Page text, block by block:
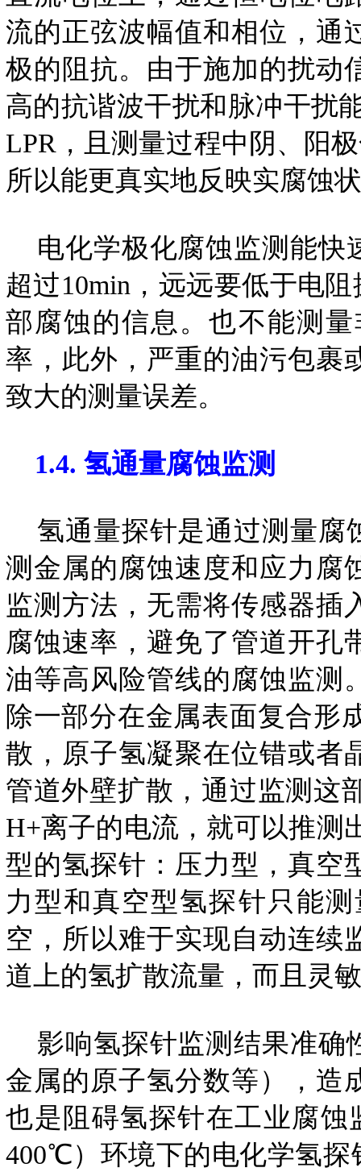
流的正弦波幅值和相位，通
极的阻抗。由于施加的扰动
高的抗谐波干扰和脉冲干扰
LPR，且测量过程中阴、阳
所以能更真实地反映实腐蚀
电化学极化腐蚀监测能快
超过10min，远远要低于电
部腐蚀的信息。也不能测
率，此外，严重的油污包裹
致大的测量误差。
1.4. 氢通量腐蚀监测
氢通量探针是通过测量腐
测金属的腐蚀速度和应力腐
监测方法，无需将传感器插
腐蚀速率，避免了管道开孔
油等高风险管线的腐蚀监测
除一部分在金属表面复合形
散，原子氢凝聚在位错或者
管道外壁扩散，通过监测这
H+离子的电流，就可以推测
型的氢探针：压力型，真空
力型和真空型氢探针只能
空，所以难于实现自动连续
道上的氢扩散流量，而且灵
影响氢探针监测结果准确
金属的原子氢分数等），造
也是阻碍氢探针在工业腐蚀
400℃）环境下的电化学氢